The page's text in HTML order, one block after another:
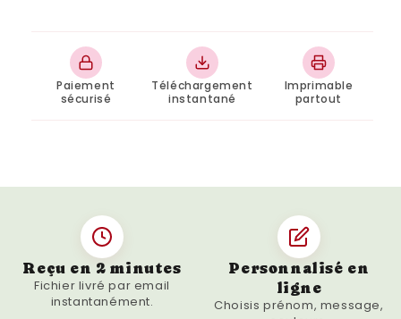
Que vous souhaitiez ajouter une touche de
couleur à votre cuisine ou offrir un cadeau
unique à un amateur de cuisine, notre poster
votre passion pour la cuisine. Achetez
maintenant et transformez votre cuisine
avec notre affiche chic et moderne!
Paiement
sécurisé
Téléchargement
instantané
Imprimable
partout
Reçu en 2 minutes
Fichier livré par email
instantanément.
Personnalisé en
ligne
Choisis prénom, message,